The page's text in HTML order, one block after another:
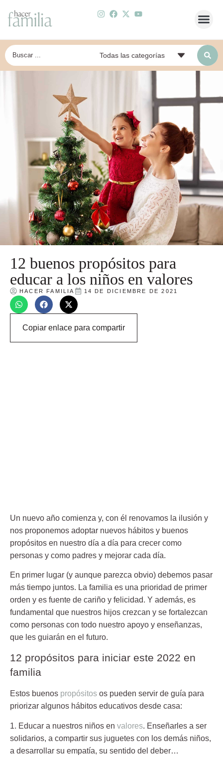
12 buenos propósitos para
educar a los niños en valores
HACER FAMILIA 14 DE DICIEMBRE DE 2021
Copiar enlace para compartir
Un nuevo año comienza y, con él renovamos la ilusión y
nos proponemos adoptar nuevos hábitos y buenos
propósitos en nuestro día a día para crecer como
personas y como padres y mejorar cada día.
En primer lugar (y aunque parezca obvio) debemos pasar
más tiempo juntos. La familia es una prioridad de primer
orden y es fuente de cariño y felicidad. Y además, es
fundamental que nuestros hijos crezcan y se fortalezcan
como personas con todo nuestro apoyo y enseñanzas,
que les guiarán en el futuro.
12 propósitos para iniciar este 2022 en
familia
Estos buenos propósitos os pueden servir de guía para
priorizar algunos hábitos educativos desde casa:
1. Educar a nuestros niños en valores. Enseñarles a ser
solidarios, a compartir sus juguetes con los demás niños,
a desarrollar su empatía, su sentido del deber…